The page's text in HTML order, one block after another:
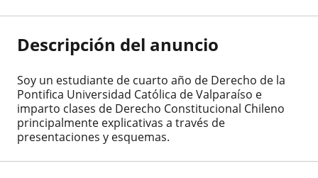
Descripción del anuncio
Soy un estudiante de cuarto año de Derecho de la
Pontifica Universidad Católica de Valparaíso e
imparto clases de Derecho Constitucional Chileno
principalmente explicativas a través de
presentaciones y esquemas.